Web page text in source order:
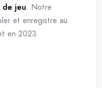
de jeu. Notre
et enregistre au
en 2023.